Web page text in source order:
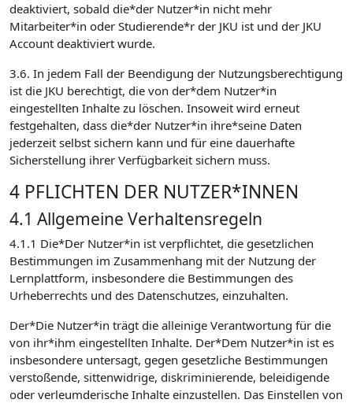
deaktiviert, sobald die*der Nutzer*in nicht mehr
Mitarbeiter*in oder Studierende*r der JKU ist und der JKU
Account deaktiviert wurde.
3.6. In jedem Fall der Beendigung der Nutzungsberechtigung
ist die JKU berechtigt, die von der*dem Nutzer*in
eingestellten Inhalte zu löschen. Insoweit wird erneut
festgehalten, dass die*der Nutzer*in ihre*seine Daten
jederzeit selbst sichern kann und für eine dauerhafte
Sicherstellung ihrer Verfügbarkeit sichern muss.
4 PFLICHTEN DER NUTZER*INNEN
4.1 Allgemeine Verhaltensregeln
4.1.1 Die*Der Nutzer*in ist verpflichtet, die gesetzlichen
Bestimmungen im Zusammenhang mit der Nutzung der
Lernplattform, insbesondere die Bestimmungen des
Urheberrechts und des Datenschutzes, einzuhalten.
Der*Die Nutzer*in trägt die alleinige Verantwortung für die
von ihr*ihm eingestellten Inhalte. Der*Dem Nutzer*in ist es
insbesondere untersagt, gegen gesetzliche Bestimmungen
verstoßende, sittenwidrige, diskriminierende, beleidigende
oder verleumderische Inhalte einzustellen. Das Einstellen von